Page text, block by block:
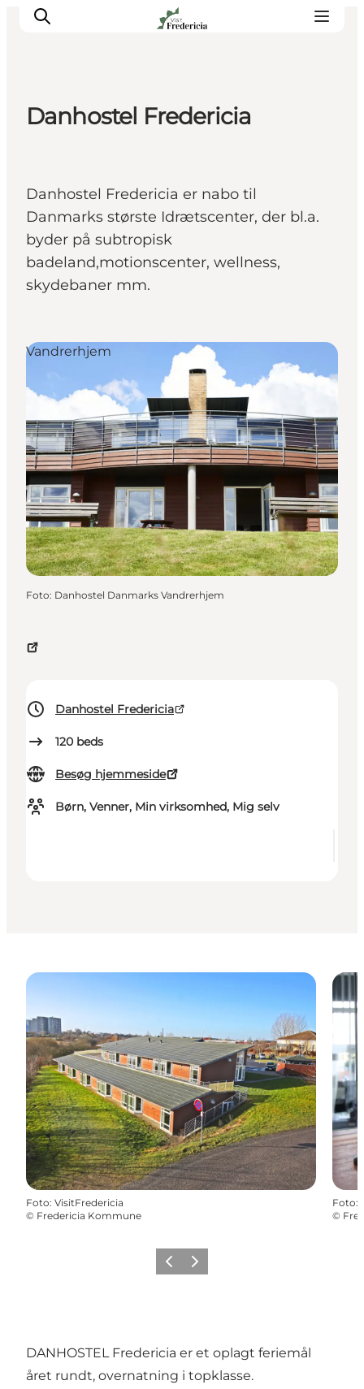
Spisesteder
Overnatning
Planlæg din tur
Book guidet tur
Danhostel Fredericia
Danhostel Fredericia er nabo til
Danmarks største Idrætscenter, der bl.a.
byder på subtropisk
badeland,motionscenter, wellness,
skydebaner mm.
Danhostel Fredericia
120 beds
Besøg hjemmeside
Børn, Venner, Min virksomhed, Mig selv
Vandrerhjem
Foto: Danhostel Danmarks Vandrerhjem
Foto: VisitFredericia
© Fredericia Kommune
Foto:
©
Forrige billede
Næste billede
DANHOSTEL Fredericia er et oplagt feriemål
året rundt, overnatning i topklasse.